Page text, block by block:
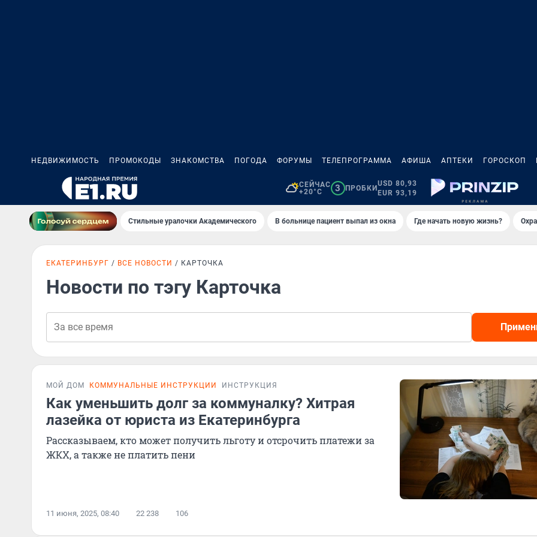
НЕДВИЖИМОСТЬ ПРОМОКОДЫ ЗНАКОМСТВА ПОГОДА ФОРУМЫ ТЕЛЕПРОГРАММА АФИША АПТЕКИ ГОРОСКОП
СЕЙЧАС
+20°C
3 ПРОБКИ
USD 80,93
EUR 93,19
Стильные уралочки Академического В больнице пациент выпал из окна Где начать новую жизнь?
ЕКАТЕРИНБУРГ ВСЕ НОВОСТИ КАРТОЧКА
Новости по тэгу Карточка
МОЙ ДОМ КОММУНАЛЬНЫЕ ИНСТРУКЦИИ ИНСТРУКЦИЯ
Как уменьшить долг за коммуналку? Хитрая
лазейка от юриста из Екатеринбурга
Рассказываем, кто может получить льготу и отсрочить платежи за
ЖКХ, а также не платить пени
11 июня, 2025, 08:40 22 238 106